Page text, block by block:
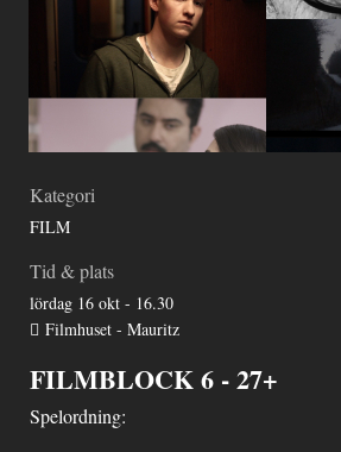
Kategori
FILM
Tid & plats
lördag 16 okt - 16.30
Filmhuset - Mauritz
FILMBLOCK 6 - 27+
Spelordning: